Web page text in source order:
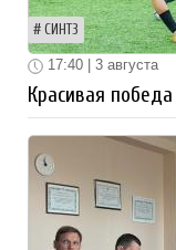
СИНТЗ
17:40 | 3 августа
Красивая